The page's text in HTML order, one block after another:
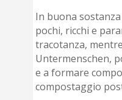
In buona
pochi, ricchi e
tracotanza,
Untermenschen,
e a formare
compostaggio